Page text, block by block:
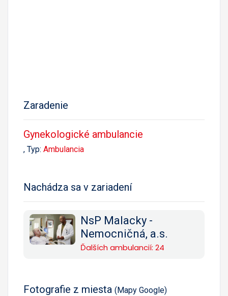
Zaradenie
Gynekologické ambulancie
, Typ: Ambulancia
Nachádza sa v zariadení
NsP Malacky -
Nemocničná, a.s.
Ďalších ambulancií: 24
Fotografie z miesta (Mapy Google)